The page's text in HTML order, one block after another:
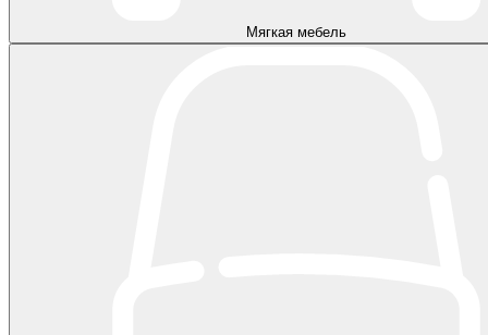
Мягкая мебель